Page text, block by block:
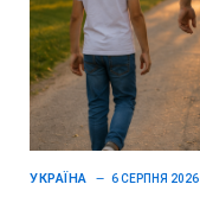
УКРАЇНА 6 СЕРПНЯ 2026